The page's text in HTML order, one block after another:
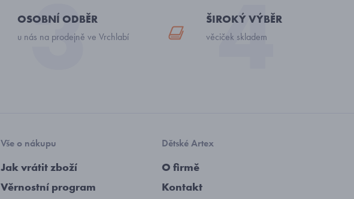
OSOBNÍ ODBĚR
u nás na prodejně ve Vrchlabí
ŠIROKÝ VÝBĚR
věciček skladem
Vše o nákupu
Jak vrátit zboží
Věrnostní program
Dětské Artex
O firmě
Kontakt